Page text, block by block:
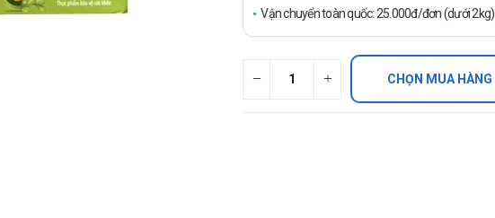
Vận chuyển toàn quốc: 25.000đ/đơn (dưới 2kg)
CHỌN MUA HÀNG